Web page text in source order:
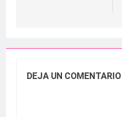
DEJA UN COMENTARIO